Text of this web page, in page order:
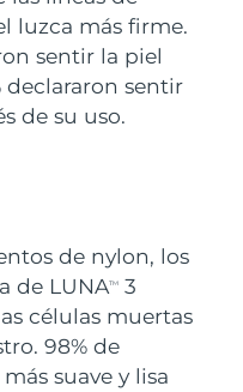
luzca más firme.
sentir la piel
declararon sentir
de su uso.
de nylon, los
de LUNATM
3
células muertas
98% de
suave y lisa
Entrega prevista
Entrega prevista১১/৮/২৬
Entrega prevista